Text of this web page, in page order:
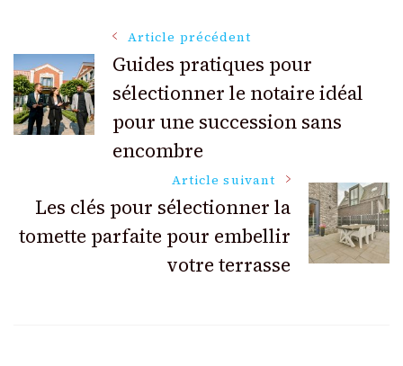
Navigation
des
articles
Article précédent
Guides pratiques pour
sélectionner le notaire idéal
pour une succession sans
encombre
Article suivant
Les clés pour sélectionner la
tomette parfaite pour embellir
votre terrasse